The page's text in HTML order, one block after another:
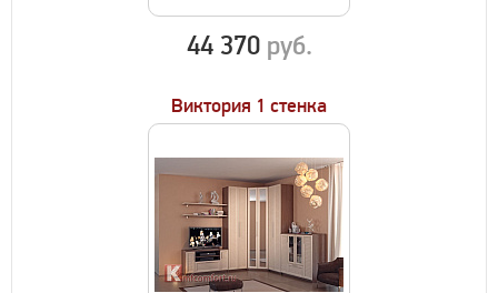
44 370 руб.
Виктория 1 стенка